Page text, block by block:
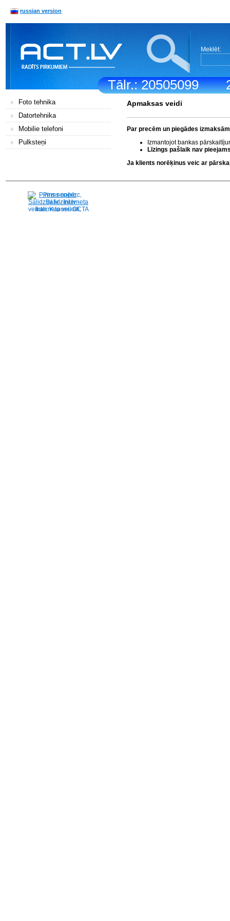
Tālr.: 20505099
russian version
Meklēt:
Foto tehnika
Datortehnika
Mobilie telefoni
Pulksteņi
Apmaksas veidi
Par precēm un piegādes
Izmantojot bankas
Līzings pašlaik nav
Ja klients norēķinus veic ar
Pirms nopērc,
Salidzini.lv - Interneta
veikali, Kuponi, OCTA